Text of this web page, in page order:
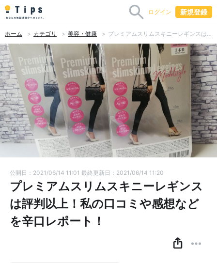
ログイン 新規登録
ホーム カテゴリ 美容・健康 プレミアムスリムスキニーレギンスは評判以上！私の口コミや感想などを辛口レポート！
公開日：2021/06/14 11:01 最終更新日：2021/06/14 11:20
プレミアムスリムスキニーレギンス
は評判以上！私の口コミや感想など
を辛口レポート！